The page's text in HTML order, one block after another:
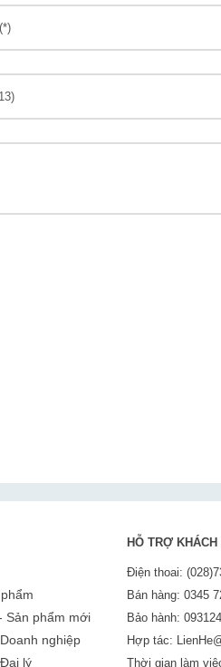
Sản phẩm mới
nghiệp
lý
HỖ TRỢ KHÁCH
Điện thoai:
Bán hàng: 0345
Bảo hành:
Hợp tác:
Thời gian làm